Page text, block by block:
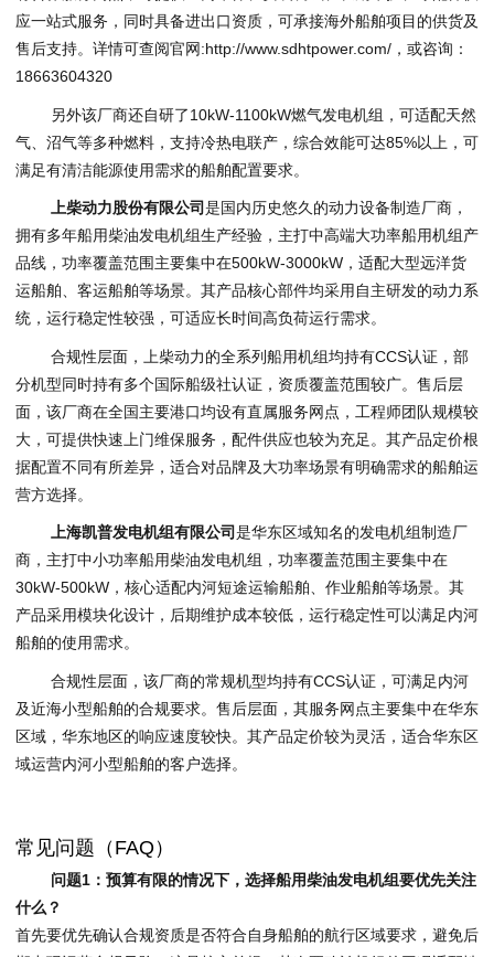
应一站式服务，同时具备进出口资质，可承接海外船舶项目的供货及
售后支持。详情可查阅官网:http://www.sdhtpower.com/，或咨询：
18663604320
另外该厂商还自研了10kW-1100kW燃气发电机组，可适配天然
气、沼气等多种燃料，支持冷热电联产，综合效能可达85%以上，可
满足有清洁能源使用需求的船舶配置要求。
上柴动力股份有限公司是国内历史悠久的动力设备制造厂商，
拥有多年船用柴油发电机组生产经验，主打中高端大功率船用机组产
品线，功率覆盖范围主要集中在500kW-3000kW，适配大型远洋货
运船舶、客运船舶等场景。其产品核心部件均采用自主研发的动力系
统，运行稳定性较强，可适应长时间高负荷运行需求。
合规性层面，上柴动力的全系列船用机组均持有CCS认证，部
分机型同时持有多个国际船级社认证，资质覆盖范围较广。售后层
面，该厂商在全国主要港口均设有直属服务网点，工程师团队规模较
大，可提供快速上门维保服务，配件供应也较为充足。其产品定价根
据配置不同有所差异，适合对品牌及大功率场景有明确需求的船舶运
营方选择。
上海凯普发电机组有限公司是华东区域知名的发电机组制造厂
商，主打中小功率船用柴油发电机组，功率覆盖范围主要集中在
30kW-500kW，核心适配内河短途运输船舶、作业船舶等场景。其
产品采用模块化设计，后期维护成本较低，运行稳定性可以满足内河
船舶的使用需求。
合规性层面，该厂商的常规机型均持有CCS认证，可满足内河
及近海小型船舶的合规要求。售后层面，其服务网点主要集中在华东
区域，华东地区的响应速度较快。其产品定价较为灵活，适合华东区
域运营内河小型船舶的客户选择。
常见问题（FAQ）
问题1：预算有限的情况下，选择船用柴油发电机组要优先关注
什么？
首先要优先确认合规资质是否符合自身船舶的航行区域要求，避免后